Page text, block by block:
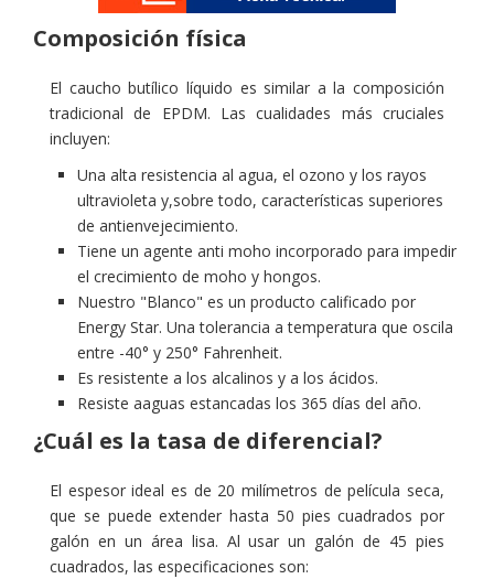
MS
SELLADOR
JUNTAS
ASPERSORESPARA
TECHO
Quénes
LISTA
Roof
Contáctenos
Composición física
El caucho butílico líquido es similar a la composición
tradicional de EPDM. Las cualidades más cruciales
incluyen:
Una alta resistencia al agua, el ozono y los rayos
ultravioleta y,sobre todo, características superiores
de antienvejecimiento.
Tiene un agente anti moho incorporado para impedir
el crecimiento de moho y hongos.
Nuestro "Blanco" es un producto calificado por
Energy Star. Una tolerancia a temperatura que oscila
entre -40° y 250° Fahrenheit.
Es resistente a los alcalinos y a los ácidos.
Resiste aaguas estancadas los 365 días del año.
¿Cuál es la tasa de diferencial?
El espesor ideal es de 20 milímetros de película seca,
que se puede extender hasta 50 pies cuadrados por
galón en un área lisa. Al usar un galón de 45 pies
cuadrados, las especificaciones son: